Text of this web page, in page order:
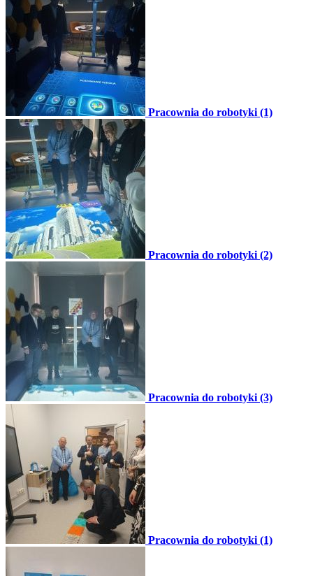
Pracownia do robotyki (1)
Pracownia do robotyki (2)
Pracownia do robotyki (3)
Pracownia do robotyki (1)